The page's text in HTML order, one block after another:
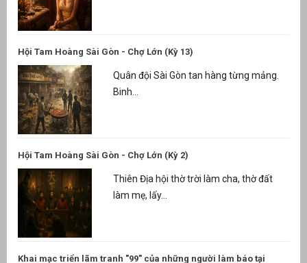
Hội Tam Hoàng Sài Gòn - Chợ Lớn (Kỳ 13)
Quân đội Sài Gòn tan hàng từng mảng.
Binh...
Hội Tam Hoàng Sài Gòn - Chợ Lớn (Kỳ 2)
Thiên Địa hội thờ trời làm cha, thờ đất
làm mẹ, lấy...
Khai mạc triển lãm tranh "99" của những người làm báo tại